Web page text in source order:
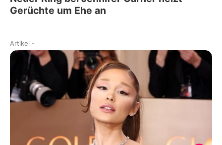
Gerüchte um Ehe an
Artikel -